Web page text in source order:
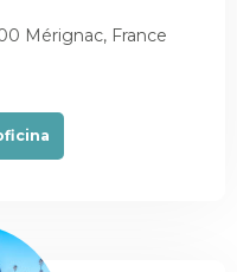
Mérignac, France